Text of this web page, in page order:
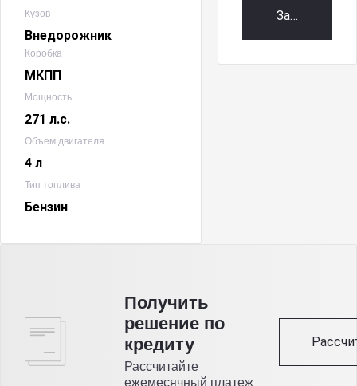
Кузов
Внедорожник
Коробка
МКПП
Мощность
271 л.с.
Объем двигателя
4 л
Тип топлива
Бензин
Получить
решение по
кредиту
Рассчитайте
ежемесячный платеж